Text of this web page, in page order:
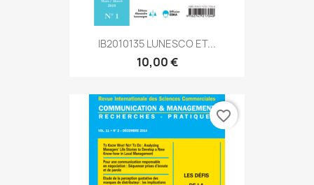
IB2010135 LUNESCO ET...
10,00 €
favorite_border